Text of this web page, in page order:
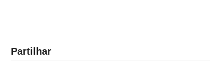
Partilhar